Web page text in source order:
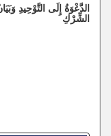
الدَّعْوَةُ إِلَى التَّوْحِيدِ
الشِّرْكِ